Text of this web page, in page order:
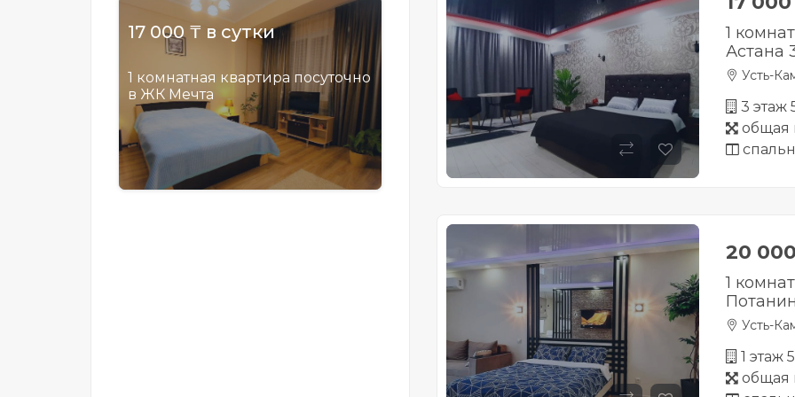
17 000 ₸ в сутки
1 комнатная квартира посуточно
в ЖК Мечта
1
Астана
Усть-
3 этаж
общая
20
1
Усть-
1 этаж
общая